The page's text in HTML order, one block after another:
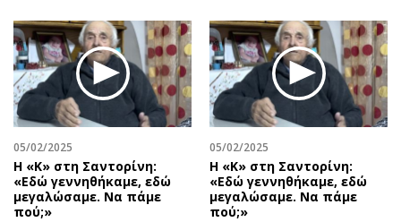
05/02/2025
Η «Κ» στη Σαντορίνη:
«Εδώ γεννηθήκαμε, εδώ
μεγαλώσαμε. Να πάμε
πού;»
05/02/2025
Η «Κ» στη Σαντορίνη:
«Εδώ γεννηθήκαμε, εδώ
μεγαλώσαμε. Να πάμε
πού;»